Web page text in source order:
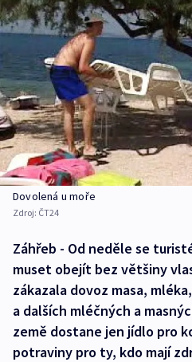
Dovolená u moře
Zdroj: ČT24
Záhřeb - Od neděle se
muset obejít bez většiny
zákazala dovoz masa,
a dalších mléčných a
země dostane jen jídlo pro
potraviny pro ty, kdo mají